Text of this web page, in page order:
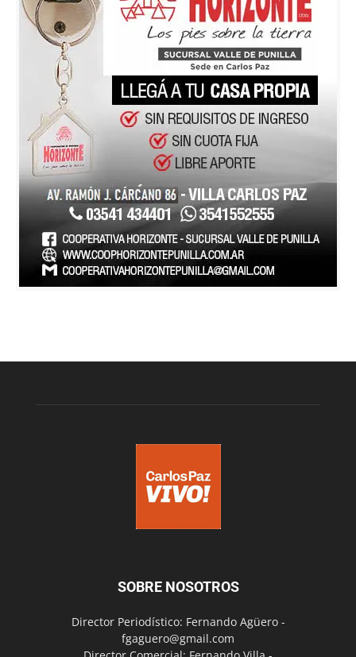
SOBRE NOSOTROS
Director Periodístico: Fernando Agüero -
fgaguero@gmail.com